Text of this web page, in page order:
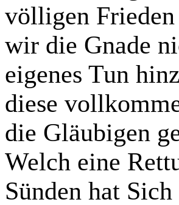
völligen
wir die Gnade
eigenes Tun
diese
die Gläubigen
Welch eine
Sünden hat